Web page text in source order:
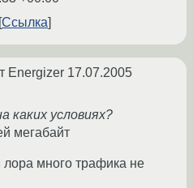
Ссылка
Energizer 17.07.2005
каких условиях?
мегабайт
лора много трафика не